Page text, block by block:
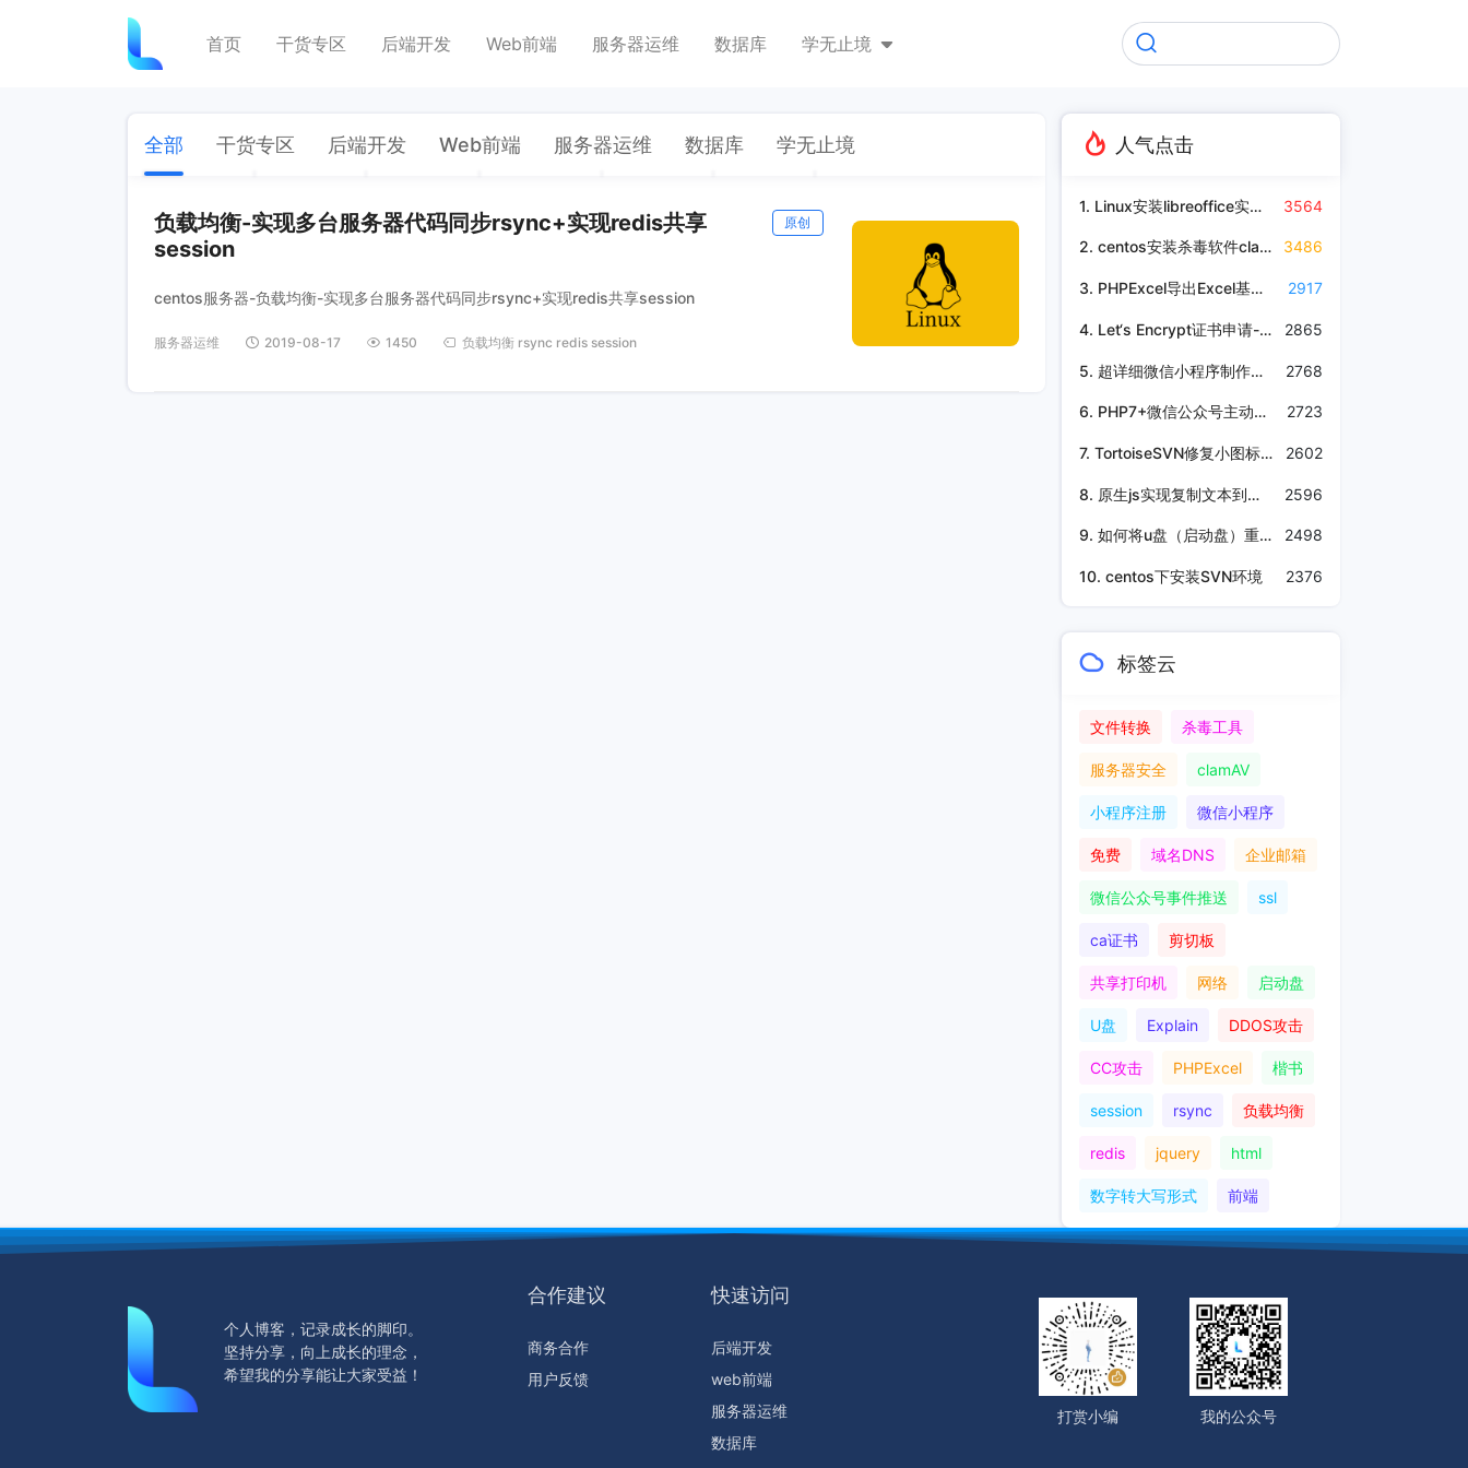
首页 干货专区 后端开发 Web前端 服务器运维 数据库 学无止境
全部 干货专区 后端开发 Web前端 服务器运维 数据库 学无止境
负载均衡-实现多台服务器代码同步rsync+实现redis共享
session
原创
centos服务器-负载均衡-实现多台服务器代码同步rsync+实现redis共享session
服务器运维 2019-08-17 1450 负载均衡 rsync redis session
人气点击
1. Linux安装libreoffice实现Excel转换成pdf 3564
2. centos安装杀毒软件clamAV 3486
3. PHPExcel导出Excel基本操作，实现设置字体、合并单元格、加粗等功能 2917
4. Let‘s Encrypt证书申请-CAA解析 2865
5. 超详细微信小程序制作教程，含图文 2768
6. PHP7+微信公众号主动通知事件mcrypt_module_open函数无法使用 2723
7. TortoiseSVN修复小图标不显示的问题 2602
8. 原生js实现复制文本到粘贴板 2596
9. 如何将u盘（启动盘）重新格式化为NTFS格式 2498
10. centos下安装SVN环境 2376
标签云
文件转换 杀毒工具
服务器安全 clamAV
小程序注册 微信小程序
免费 域名DNS 企业邮箱
微信公众号事件推送 ssl
ca证书 剪切板
共享打印机 网络 启动盘
U盘 Explain DDOS攻击
CC攻击 PHPExcel 楷书
session rsync 负载均衡
redis jquery html
数字转大写形式 前端
个人博客，记录成长的脚印。
坚持分享，向上成长的理念，
希望我的分享能让大家受益！
合作建议
商务合作
用户反馈
快速访问
后端开发
web前端
服务器运维
数据库
打赏小编 我的公众号